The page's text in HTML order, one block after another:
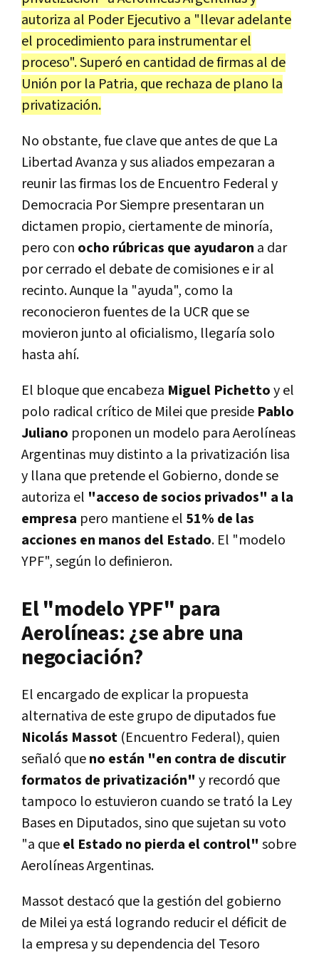
autoriza al Poder Ejecutivo a "llevar adelante
el procedimiento para instrumentar el
proceso". Superó en cantidad de firmas al de
Unión por la Patria, que rechaza de plano la
privatización.
No obstante, fue clave que antes de que La
Libertad Avanza y sus aliados empezaran a
reunir las firmas los de Encuentro Federal y
Democracia Por Siempre presentaran un
dictamen propio, ciertamente de minoría,
pero con ocho rúbricas que ayudaron a dar
por cerrado el debate de comisiones e ir al
recinto. Aunque la "ayuda", como la
reconocieron fuentes de la UCR que se
movieron junto al oficialismo, llegaría solo
hasta ahí.
El bloque que encabeza Miguel Pichettoy el
polo radical crítico de Milei que preside Pablo
Juliano proponen un modelo para Aerolíneas
Argentinas muy distinto a la privatización lisa
y llana que pretende el Gobierno, donde se
autoriza el "acceso de socios privados" a la
empresa pero mantiene el 51% de las
acciones en manos del Estado. El "modelo
YPF", según lo definieron.
El "modelo YPF" para
Aerolíneas: ¿se abre una
negociación?
El encargado de explicar la propuesta
alternativa de este grupo de diputados fue
Nicolás Massot (Encuentro Federal), quien
señaló queno están "en contra de discutir
formatos de privatización" y recordó que
tampoco lo estuvieron cuando se trató la Ley
Bases en Diputados, sino que sujetan su voto
"a queel Estado no pierda el control" sobre
Aerolíneas Argentinas.
Massot destacó que la gestión del gobierno
de Milei ya está logrando reducir el déficit de
la empresa y su dependencia del Tesoro